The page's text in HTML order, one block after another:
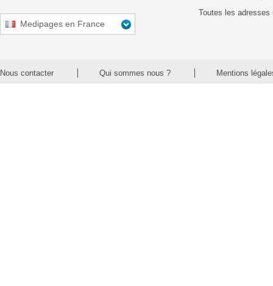
Medipages en France
Toutes les adresses
Nous contacter Qui sommes nous ? Mentions